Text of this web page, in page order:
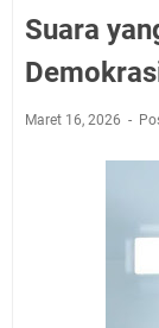
Suara
Maret 16, 2026